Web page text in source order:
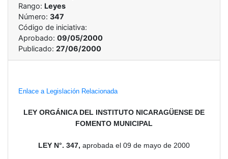
Rango: Leyes
Número: 347
Código de iniciativa:
Aprobado: 09/05/2000
Publicado: 27/06/2000
Enlace a Legislación Relacionada
LEY ORGÁNICA DEL INSTITUTO NICARAGÜENSE DE
FOMENTO MUNICIPAL
LEY N°. 347, aprobada el 09 de mayo de 2000